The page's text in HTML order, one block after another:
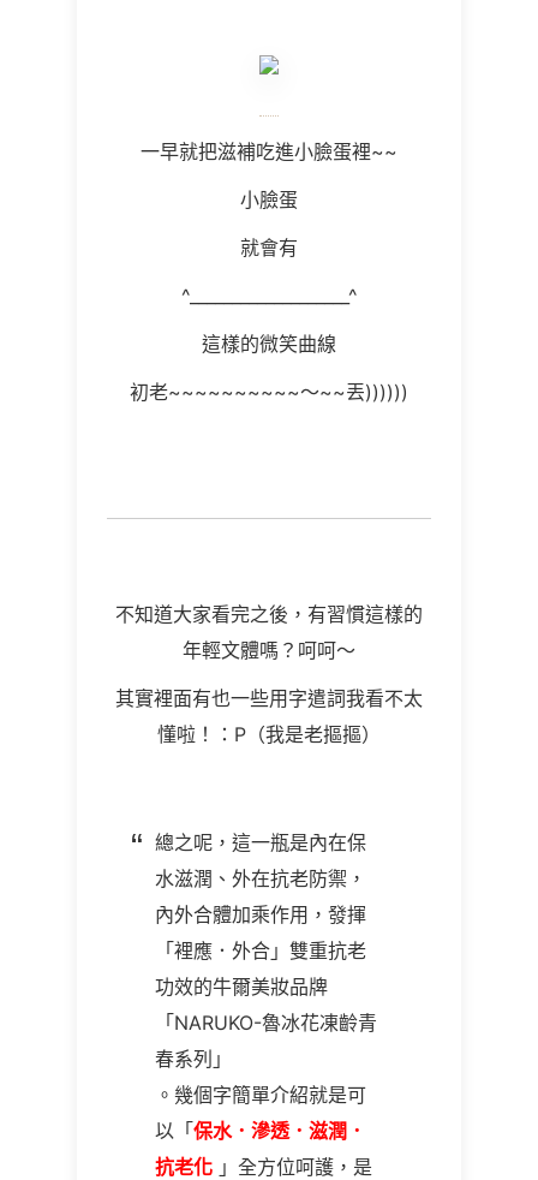
一早就把滋補吃進小臉蛋裡~~
小臉蛋
就會有
^___________________^
這樣的微笑曲線
初老~~~~~~~~~~～~~丟))))))
不知道大家看完之後，有習慣這樣的
年輕文體嗎？呵呵～
其實裡面有也一些用字遣詞我看不太
懂啦！：P（我是老摳摳）
總之呢，這一瓶是內在保
水滋潤、外在抗老防禦，
內外合體加乘作用，發揮
「裡應．外合」雙重抗老
功效的牛爾美妝品牌
「NARUKO-魯冰花凍齡青
春系列」
。幾個字簡單介紹就是可
以「 保水．滲透．滋潤．
抗老化 」全方位呵護，是